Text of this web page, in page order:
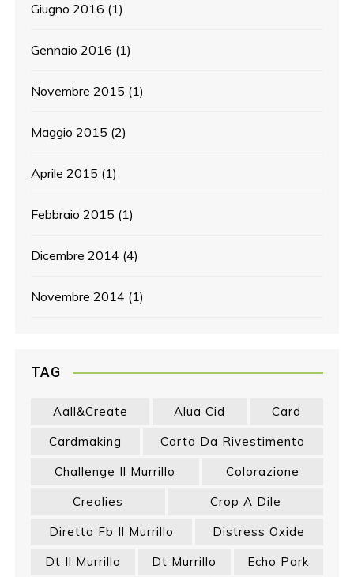
Giugno 2016 (1)
Gennaio 2016 (1)
Novembre 2015 (1)
Maggio 2015 (2)
Aprile 2015 (1)
Febbraio 2015 (1)
Dicembre 2014 (4)
Novembre 2014 (1)
TAG
Aall&create Alua Cid
Card
Cardmaking
Carta Da Rivestimento
Challenge Il Murrillo
Colorazione
Crealies
Crop A Dile
Diretta Fb Il Murrillo
Distress Oxide
Dt Il Murrillo
Dt Murrillo
Echo Park